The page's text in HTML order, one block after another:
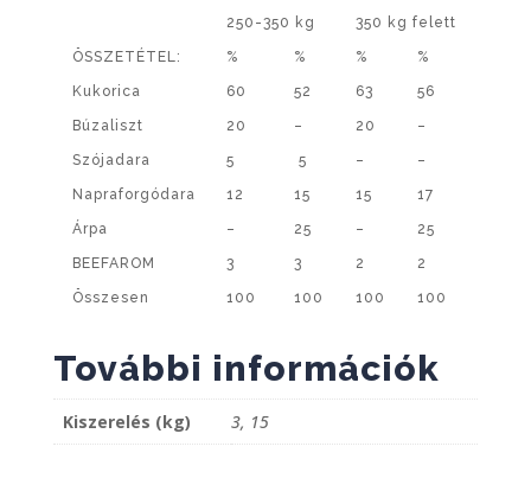
250-350 kg
350 kg felett
ÖSSZETÉTEL: % % % %
Kukorica 60 52 63 56
Búzaliszt 20 – 20 –
Szójadara 5 5 – –
Napraforgódara 12 15 15 17
Árpa – 25 – 25
BEEFAROM 3 3 2 2
Összesen 100 100 100 100
További információk
Kiszerelés (kg) 3, 15